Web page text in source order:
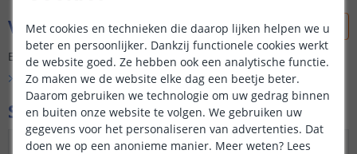
Vraag & antwoord
Er is nog geen vraag gesteld over dit product.
Bekijk alle Vraag & antwoord
Specificaties
Input voltage
DC24V
Met cookies en technieken die daarop lijken helpen we u
beter en persoonlijker. Dankzij functionele cookies werkt
de website goed. Ze hebben ook een analytische functie.
Zo maken we de website elke dag een beetje beter.
Daarom gebruiken we technologie om uw gedrag binnen
en buiten onze website te volgen. We gebruiken uw
gegevens voor het personaliseren van advertenties. Dat
doen we op een anonieme manier. Meer weten? Lees